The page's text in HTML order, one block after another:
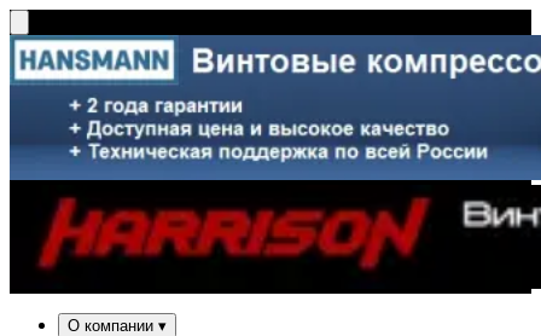
О компании ▾